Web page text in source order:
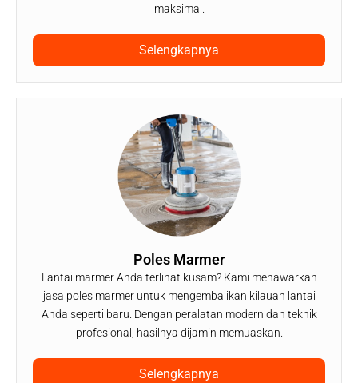
maksimal.
Selengkapnya
Poles Marmer
Lantai marmer Anda terlihat kusam? Kami menawarkan
jasa poles marmer untuk mengembalikan kilauan lantai
Anda seperti baru. Dengan peralatan modern dan teknik
profesional, hasilnya dijamin memuaskan.
Selengkapnya